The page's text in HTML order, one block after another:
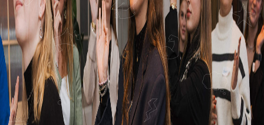
DE SCHEIDING
VOOR JOUW
EIGEN